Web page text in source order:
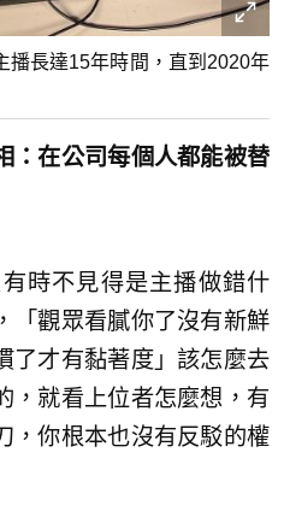
播長達15年時間，直到2020年
：在公司每個人都能被替
時不見得是主播做錯什
「觀眾看膩你了沒有新鮮
了才有黏著度」該怎麼去
，就看上位者怎麼想，有
，你根本也沒有反駁的權